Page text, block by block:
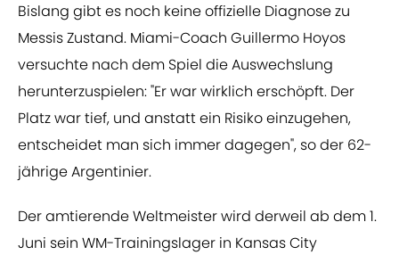
Bislang gibt es noch keine offizielle Diagnose zu
Messis Zustand. Miami-Coach Guillermo Hoyos
versuchte nach dem Spiel die Auswechslung
herunterzuspielen: "Er war wirklich erschöpft. Der
Platz war tief, und anstatt ein Risiko einzugehen,
entscheidet man sich immer dagegen", so der 62-
jährige Argentinier.
Der amtierende Weltmeister wird derweil ab dem 1.
Juni sein WM-Trainingslager in Kansas City